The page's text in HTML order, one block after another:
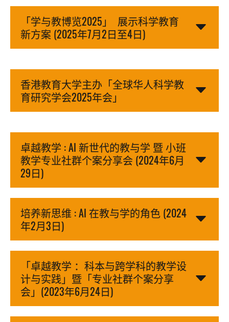
「学与教博览2025」 展示科学教育
新方案 (2025年7月2日至4日)
香港教育大学主办「全球华人科学教
育研究学会2025年会」
卓越教学 : AI 新世代的教与学 暨 小班
教学专业社群个案分享会 (2024年6月
29日)
培养新思维 : AI 在教与学的角色 (2024
年2月3日)
「卓越教学 ：科本与跨学科的教学设
计与实践」暨「专业社群个案分享
会」(2023年6月24日)